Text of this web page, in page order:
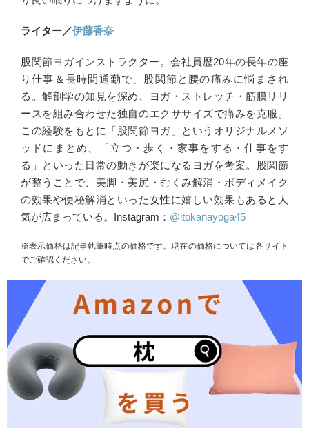
ライター／伊藤香奈
股関節ヨガインストラクター。会社員歴20年の長年の座
り仕事＆長時間通勤で、股関節と腰の痛みに悩まされ
る。解剖学の知見を深め、ヨガ・ストレッチ・筋膜リリ
ースを組み合わせた独自のエクササイズで痛みを克服。
この経験をもとに「股関節ヨガ」というオリジナルメソ
ッドにまとめ、「立つ・歩く・家事をする・仕事をす
る」といった日常の動きが楽になるヨガを考案。股関節
が整うことで、美脚・美尻・むくみ解消・ボディメイク
の効果や便秘解消といった女性に嬉しい効果もあると人
気が広まっている。Instagram： @itokanayoga45
※表示価格は記事執筆時点の価格です。現在の価格については各サイト
でご確認ください。